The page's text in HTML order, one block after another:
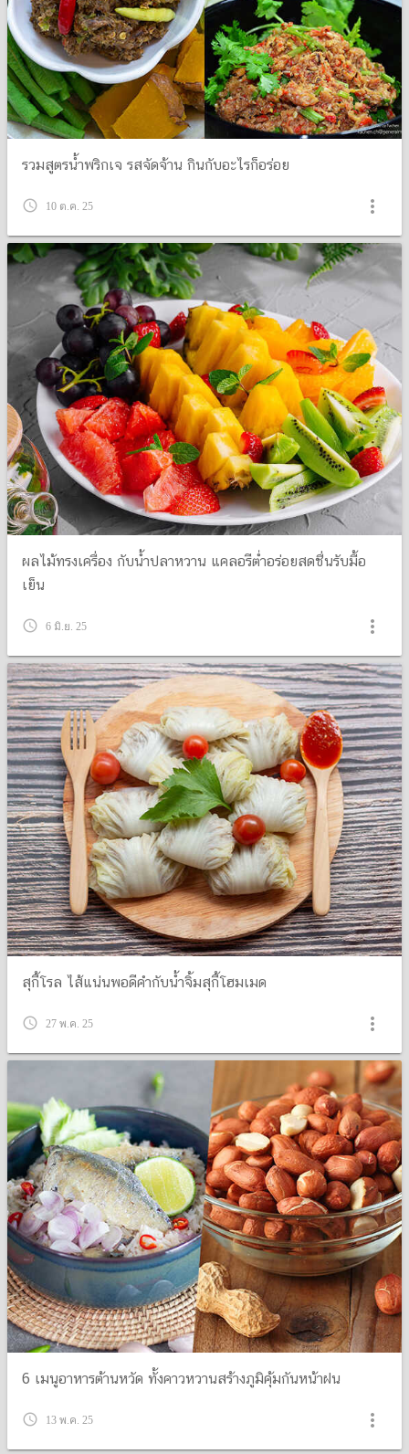
รวมสูตรน้ำพริกเจ รสจัดจ้าน กินกับอะไรก็อร่อย
query_builder 10 ต.ค. 25 more_vert
ผลไม้ทรงเครื่อง กับน้ำปลาหวาน แคลอรีต่ำอร่อยสดชื่นรับมื้อ
เย็น
query_builder 6 มิ.ย. 25 more_vert
สุกี้โรล ไส้แน่นพอดีคำกับน้ำจิ้มสุกี้โฮมเมด
query_builder 27 พ.ค. 25 more_vert
6 เมนูอาหารต้านหวัด ทั้งคาวหวานสร้างภูมิคุ้มกันหน้าฝน
query_builder 13 พ.ค. 25 more_vert